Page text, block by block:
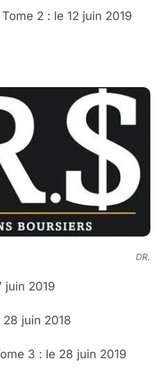
Tome 2 : le 12 juin 2019
DR.
juin 2019
28 juin 2018
3 : le 28 juin 2019